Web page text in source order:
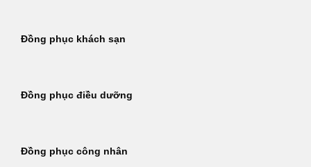
Đồng phục khách sạn
Đồng phục điều dưỡng
Đồng phục công nhân